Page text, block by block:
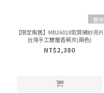
售完
【限定販售】MB26018氣質網紗亮片
台灣手工雙層香蕉夾(兩色)
NT$2,380